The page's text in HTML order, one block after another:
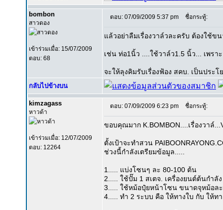
bombon
สาวดอง
เข้าร่วมเมื่อ: 15/07/2009
ตอบ: 68
ตอบ: 07/09/2009 5:37 pm ชื่อกระทู้:
แล้วอย่าลืมเรื่องวาล์วละครับ ต้องใช้ข
เช่น ท่อ1นิ้ว ....ใช้วาล์ว1.5 นิ้ว... เพรา
จะให้ลุงคิมรับเรื่องฟ้อง สคบ. เป็นประ
กลับไปข้างบน
kimzagass
หาวด้า
เข้าร่วมเมื่อ: 12/07/2009
ตอบ: 12264
ตอบ: 07/09/2009 6:23 pm ชื่อกระทู้:
ขอบคุณมาก K.BOMBON....เรื่องวาล์
ตั้งเป้าจะทำสวน
ช่วงนี้กำลังเตรียมข้อมูล.....
1..... แบ่งโซนๆ ละ 80-100 ต้น
2..... ใช้ปั๊ม 1 สเตจ. เครื่องยนต์ต้นกำลั
3..... ใช้หม้อปุ๋ยหน้าโซน ขนาดจุหม้อล
4..... ทำ 2 ระบบ คือ ให้ทางใบ กับ ให้ท